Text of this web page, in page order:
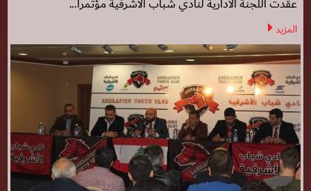
عقدت اللجنة الادارية لنادي شباب الاشرفية مؤتمراً...
المزيد